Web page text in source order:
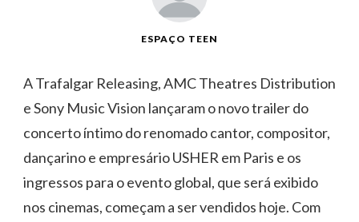
ESPAÇO TEEN
A Trafalgar Releasing, AMC Theatres Distribution
e Sony Music Vision lançaram o novo trailer do
concerto íntimo do renomado cantor, compositor,
dançarino e empresário USHER em Paris e os
ingressos para o evento global, que será exibido
nos cinemas, começam a ser vendidos hoje. Com